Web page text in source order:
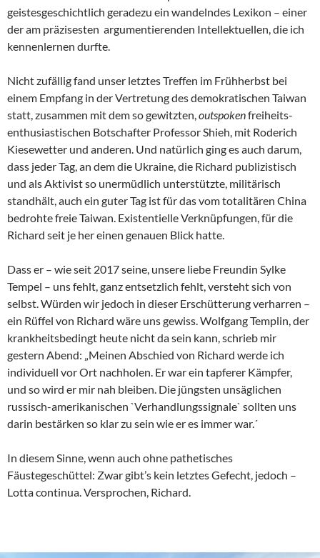
geistesgeschichtlich geradezu ein wandelndes Lexikon – einer
der am präzisesten argumentierenden Intellektuellen, die ich
kennenlernen durfte.
Nicht zufällig fand unser letztes Treffen im Frühherbst bei
einem Empfang in der Vertretung des demokratischen Taiwan
statt, zusammen mit dem so gewitzten,outspokenfreiheits-
enthusiastischen Botschafter Professor Shieh, mit Roderich
Kiesewetter und anderen. Und natürlich ging es auch darum,
dass jeder Tag, an dem die Ukraine, die Richard publizistisch
und als Aktivist so unermüdlich unterstützte, militärisch
standhält, auch ein guter Tag ist für das vom totalitären China
bedrohte freie Taiwan. Existentielle Verknüpfungen, für die
Richard seit je her einen genauen Blick hatte.
Dass er – wie seit 2017 seine, unsere liebe Freundin Sylke
Tempel – uns fehlt, ganz entsetzlich fehlt, versteht sich von
selbst. Würden wir jedoch in dieser Erschütterung verharren –
ein Rüffel von Richard wäre uns gewiss. Wolfgang Templin, der
krankheitsbedingt heute nicht da sein kann, schrieb mir
gestern Abend: „Meinen Abschied von Richard werde ich
individuell vor Ort nachholen. Er war ein tapferer Kämpfer,
und so wird er mir nah bleiben. Die jüngsten unsäglichen
russisch-amerikanischen `Verhandlungssignale` sollten uns
darin bestärken so klar zu sein wie er es immer war.´
In diesem Sinne, wenn auch ohne pathetisches
Fäustegeschüttel: Zwar gibt’s kein letztes Gefecht, jedoch –
Lotta continua. Versprochen, Richard.